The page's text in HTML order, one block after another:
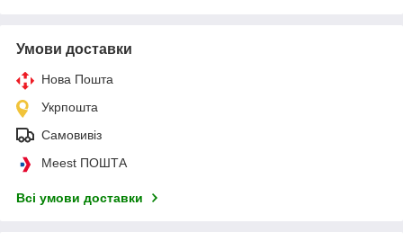
Умови доставки
Нова Пошта
Укрпошта
Самовивіз
Meest ПОШТА
Всі умови доставки